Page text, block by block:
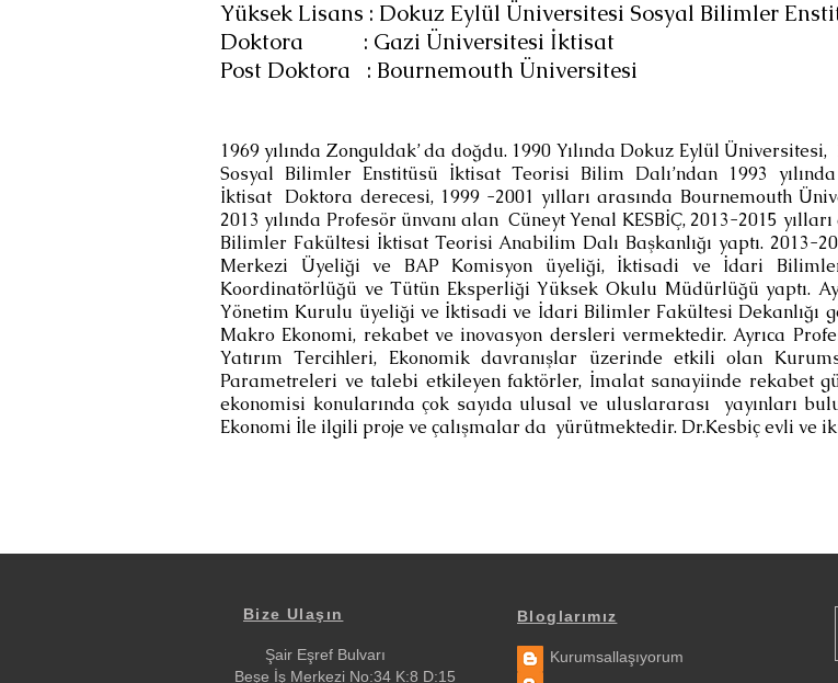
Yüksek Lisans : Dokuz Eylül Üniversitesi Sosyal Bilimler
Doktora : Gazi Üniversitesi İktisat
Post Doktora : Bournemouth Üniversitesi
1969 yılında Zonguldak’ da doğdu. 1990 Yılında Dokuz Eylül
Sosyal Bilimler Enstitüsü İktisat Teorisi Bilim Dalı’ndan 1993
İktisat Doktora derecesi, 1999 -2001 yılları arasında Bournemouth
2013 yılında Profesör ünvanı alan Cüneyt Yenal KESBİÇ, 2013-2015
Bilimler Fakültesi İktisat Teorisi Anabilim Dalı Başkanlığı yaptı. 2013-
Merkezi Üyeliği ve BAP Komisyon üyeliği, İktisadi ve İdari
Koordinatörlüğü ve Tütün Eksperliği Yüksek Okulu Müdürlüğü yaptı.
Yönetim Kurulu üyeliği ve İktisadi ve İdari Bilimler Fakültesi Dekanlığı
Makro Ekonomi, rekabet ve inovasyon dersleri vermektedir. Ayrıca
Yatırım Tercihleri, Ekonomik davranışlar üzerinde etkili olan
Parametreleri ve talebi etkileyen faktörler, İmalat sanayiinde rekabet
ekonomisi konularında çok sayıda ulusal ve uluslararası yayınları
Ekonomi İle ilgili proje ve çalışmalar da yürütmektedir. Dr.Kesbiç evli ve iki
Bize Ulaşın
Şair Eşref Bulvarı
Beşe İş Merkezi No:34 K:8 D:15
Bloglarımız
Kurumsallaşıyorum